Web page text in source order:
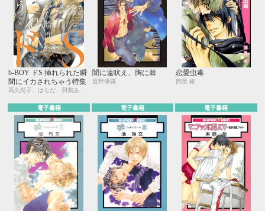
b-BOY ドS 挿れられた瞬
間にイカされちゃう特集
闇に遠吠え、胸に棘
直野儚羅
恋愛虫毒
御景 椿
電子書籍 電子書籍 電子書籍